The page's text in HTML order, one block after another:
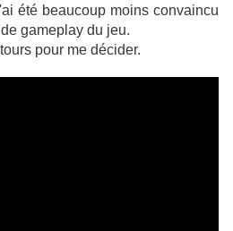
été beaucoup moins convaincu
gameplay du jeu.
pour me décider.